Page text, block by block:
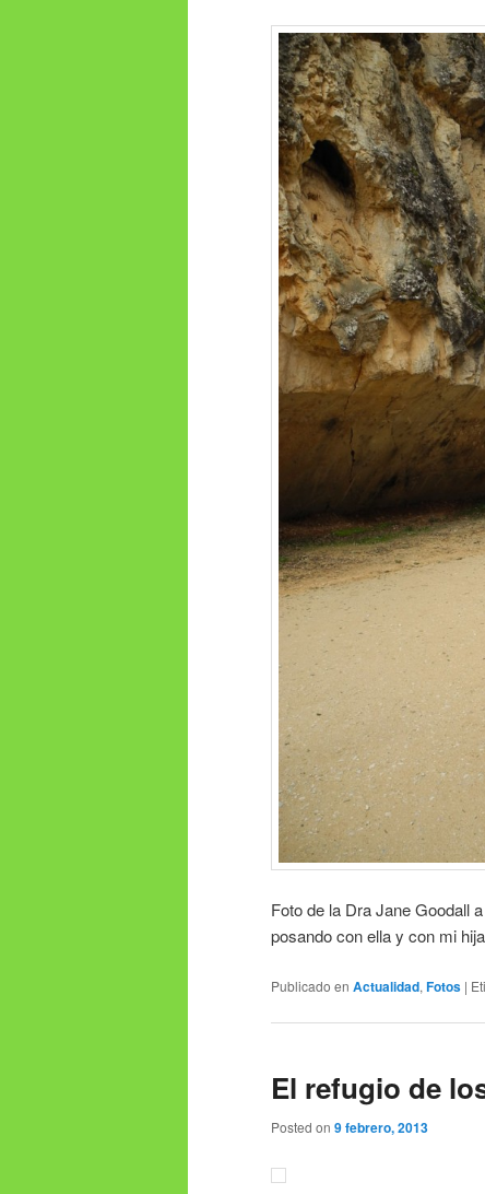
Foto de la Dra Jane Goodall
posando con ella y con mi
Publicado en Actualidad, Fotos |
El refugio de
Posted on 9 febrero, 2013